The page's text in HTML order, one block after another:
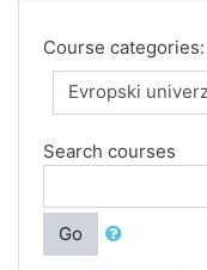
Course categories:
Search courses
Go